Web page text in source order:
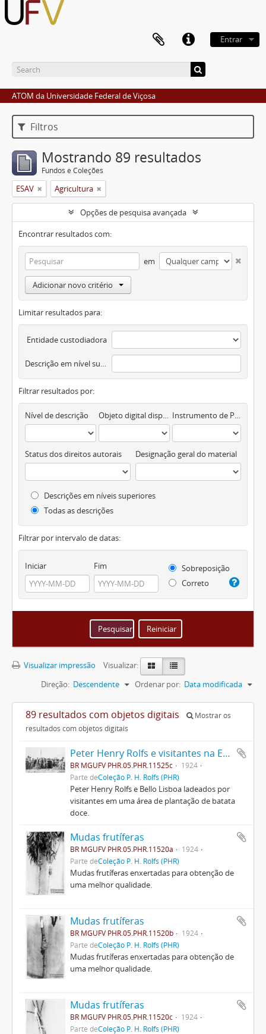
Entrar
ATOM da Universidade Federal de Viçosa
Filtros
Mostrando 89 resultados
Fundos e Coleções
ESAV Agricultura
Opções de pesquisa avançada
Encontrar resultados com:
em
Adicionar novo critério
Limitar resultados para:
Entidade custodiadora
Descrição em nível superior
Filtrar resultados por:
Nível de descrição Objeto digital disponível Instrumento de Pesquisa
Status dos direitos autorais Designação geral do material
Descrições em níveis superiores
Todas as descrições
Filtrar por intervalo de datas:
Iniciar Fim
Sobreposição
Correto
Visualizar impressão
Visualizar:
Ordenar por: Data modificada
Direção: Descendente
89 resultados com objetos digitais
Mostrar os
resultados com objetos digitais
Peter Henry Rolfs e visitantes na ESAV
BR MGUFV PHR.05.PHR.11525c
1924
Parte deColeção P. H. Rolfs (PHR)
Peter Henry Rolfs e Bello Lisboa ladeados por
visitantes em uma área de plantação de batata
doce.
Mudas frutíferas
BR MGUFV PHR.05.PHR.11520a
1924
Parte deColeção P. H. Rolfs (PHR)
Mudas frutíferas enxertadas para obtenção de
uma melhor qualidade.
Mudas frutíferas
BR MGUFV PHR.05.PHR.11520b
1924
Parte deColeção P. H. Rolfs (PHR)
Mudas frutíferas enxertadas para obtenção de
uma melhor qualidade.
Mudas frutíferas
BR MGUFV PHR.05.PHR.11520c
1924
Parte deColeção P. H. Rolfs (PHR)